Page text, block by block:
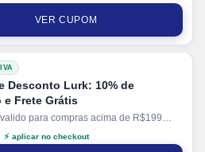
VER CUPOM
Desconto Lurk: 10% de
e Frete Grátis
para compras acima de R$199
para demais regiões. Parcele suas
até 6x sem juros no cartão. Ganhe + 15%
aplicar no checkout